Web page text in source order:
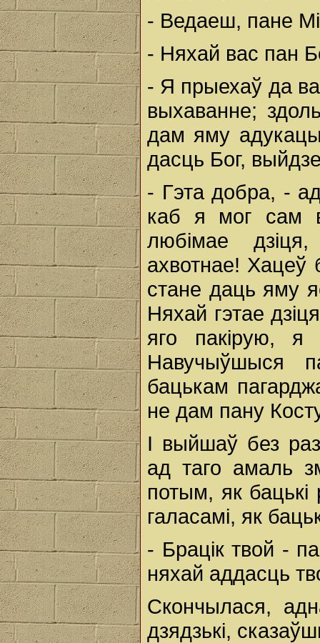
- Ведаеш, пане
- Няхай вас пан
- Я прыехаў да
выхаванне;
дам яму
дасць Бог,
- Гэта добра, -
каб я мог сам
любімае
ахвотнае!
стане даць яму
Няхай гэтае
яго пакірую,
Навучыўшыся
бацькам
не дам пану
І выйшаў без
ад таго амаль
потым, як
галасамі, як
- Брацік твой -
няхай аддасць
Скончылася,
дзядзькі,